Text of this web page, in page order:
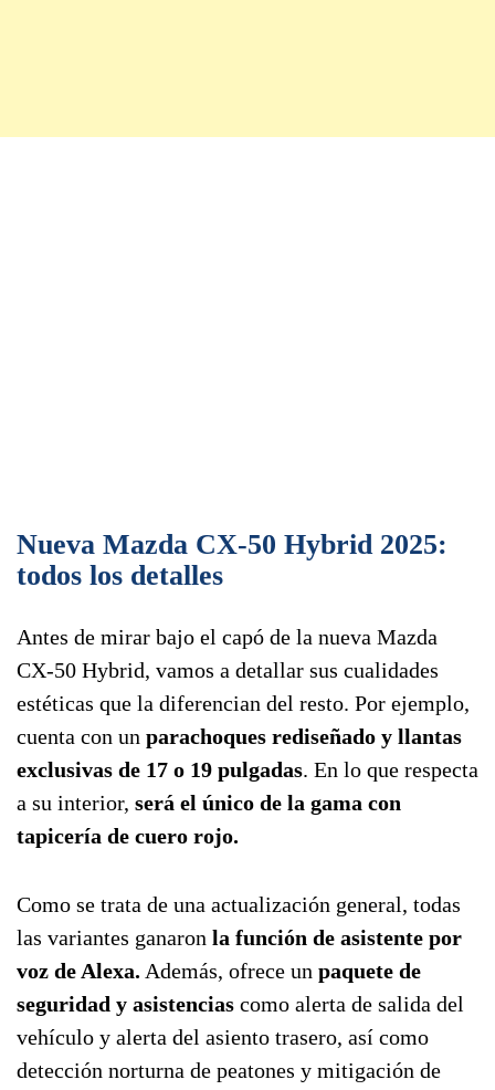
Nueva Mazda CX-50 Hybrid 2025:
todos los detalles
Antes de mirar bajo el capó de la nueva Mazda
CX-50 Hybrid, vamos a detallar sus cualidades
estéticas que la diferencian del resto. Por ejemplo,
cuenta con un parachoques rediseñado y llantas
exclusivas de 17 o 19 pulgadas. En lo que respecta
a su interior, será el único de la gama con
tapicería de cuero rojo.
Como se trata de una actualización general, todas
las variantes ganaron la función de asistente por
voz de Alexa. Además, ofrece un paquete de
seguridad y asistencias como alerta de salida del
vehículo y alerta del asiento trasero, así como
detección norturna de peatones y mitigación de